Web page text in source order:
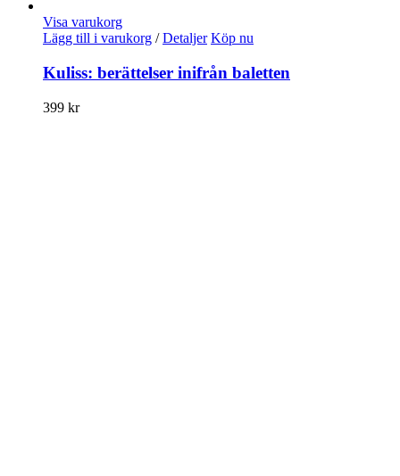
Visa varukorg
Lägg till i varukorg / Detaljer Köp nu
Kuliss: berättelser inifrån baletten
399 kr